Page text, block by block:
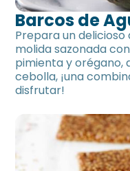
Barcos de
Prepara un
molida sazonada
pimienta y
cebolla, ¡una
disfrutar!